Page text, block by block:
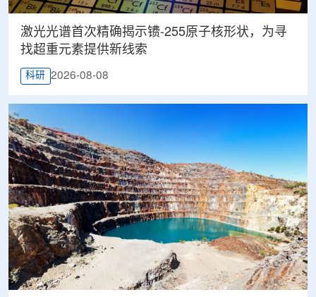
激光光谱首次精确揭示镄-255原子核形状，为寻
找超重元素提供新线索
科研 2026-08-08